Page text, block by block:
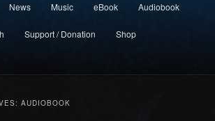
News Music eBook Audiobook
Support / Donation Shop
AUDIOBOOK